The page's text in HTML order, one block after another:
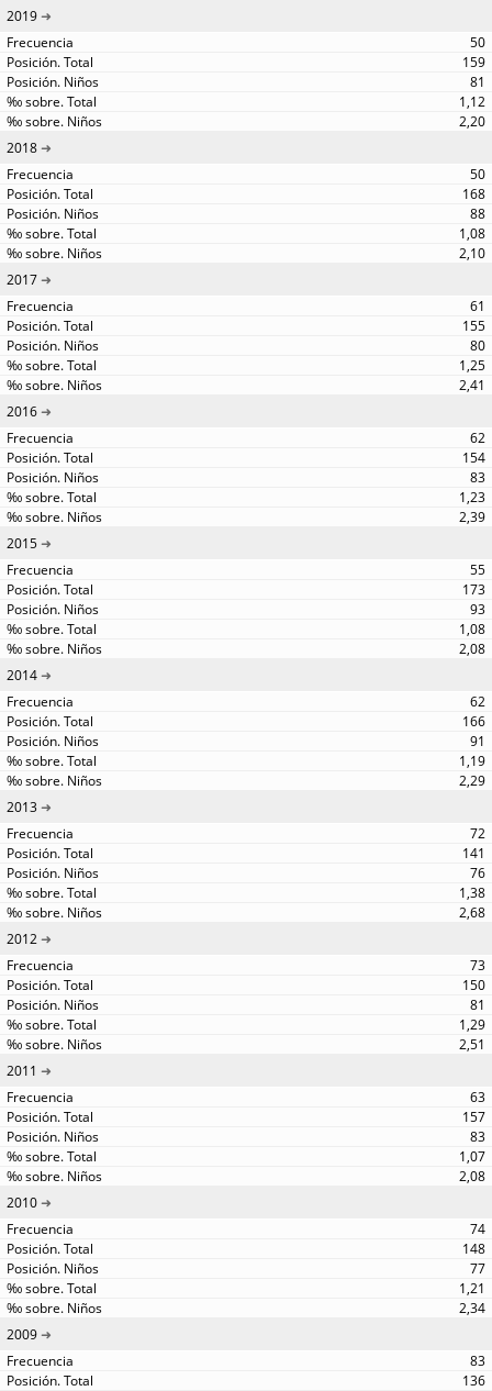
2019
50
159
81
1,12
2,20
2018
50
168
88
1,08
2,10
2017
61
155
80
1,25
2,41
2016
62
154
83
1,23
2,39
2015
55
173
93
1,08
2,08
2014
62
166
91
1,19
2,29
2013
72
141
76
1,38
2,68
2012
73
150
81
1,29
2,51
2011
63
157
83
1,07
2,08
2010
74
148
77
1,21
2,34
2009
83
136